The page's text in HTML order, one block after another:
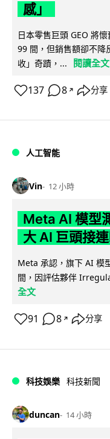
感」
日本零售巨頭 GEO 將
99 間，但銷售額卻不降
收」奇蹟，...
閱讀全文
137 8 ↗ 分享
人工智能
Vin 12 小時
Meta AI 模型
大 AI 巨頭接
Meta 承認，旗下 AI 模
間，因評估夥伴
全文
91 8 ↗ 分享
科技娛樂 科技新聞
duncan 14 小時